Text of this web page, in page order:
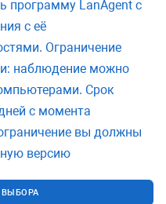
программу LanAgent с
с её
Ограничение
наблюдение можно
Срок
с момента
вы должны
версию